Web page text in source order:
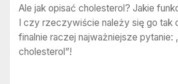
Ale jak opisać cholesterol? Jakie
I czy rzeczywiście należy się go tak
finalnie raczej najważniejsze pytanie:
cholesterol”!